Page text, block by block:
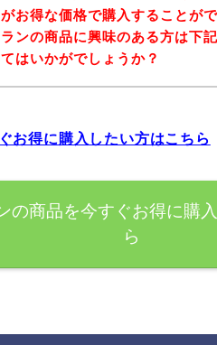
お得な価格で購入することが
ンの商品に興味のある方は下
はいかがでしょうか？
お得に購入したい方はこちら
の商品を今すぐお得に購
ら